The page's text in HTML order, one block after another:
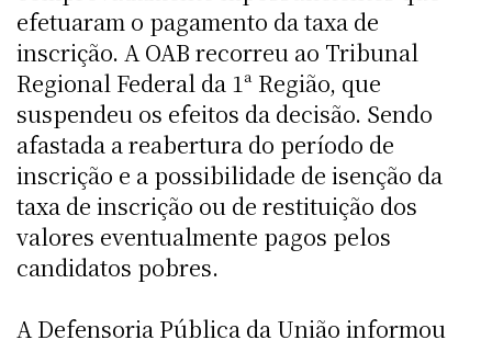
efetuaram o pagamento da taxa de
inscrição. A OAB recorreu ao Tribunal
Regional Federal da 1ª Região, que
suspendeu os efeitos da decisão. Sendo
afastada a reabertura do período de
inscrição e a possibilidade de isenção da
taxa de inscrição ou de restituição dos
valores eventualmente pagos pelos
candidatos pobres.
A Defensoria Pública da União informou